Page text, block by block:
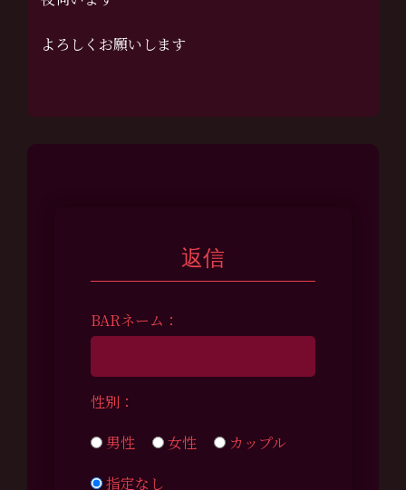
よろしくお願いします
返信
BARネーム：
性別：
男性
女性
カップル
指定なし